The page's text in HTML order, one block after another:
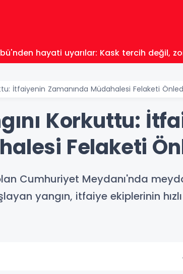
hayati uyarılar: Kask tercih değil,
İtfaiyenin Zamanında Müdahalesi Felaketi
Korkuttu:
Felaketi
Cumhuriyet Meydanı'nda
yangın, itfaiye ekiplerinin